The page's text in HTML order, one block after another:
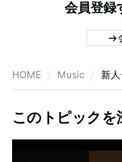
会員登録
HOME Music 新
このトピックを